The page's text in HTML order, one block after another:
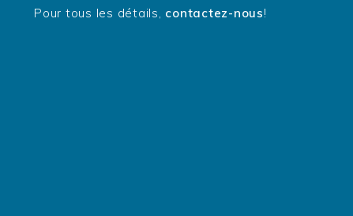
Pour tous les détails, contactez-nous!